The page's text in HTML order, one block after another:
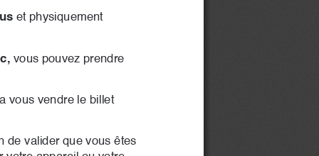
et physiquement
vous pouvez prendre
vous vendre le billet
de valider que vous êtes